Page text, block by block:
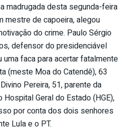
madrugada desta segunda-feira
mestre de capoeira, alegou
do crime. Paulo Sérgio
defensor do presidenciável
faca para acertar fatalmente
(meste Moa do Catendê), 63
Pereira, 51, parente da
Geral do Estado (HGE),
por conta dos dois senhores
Lula e o PT.